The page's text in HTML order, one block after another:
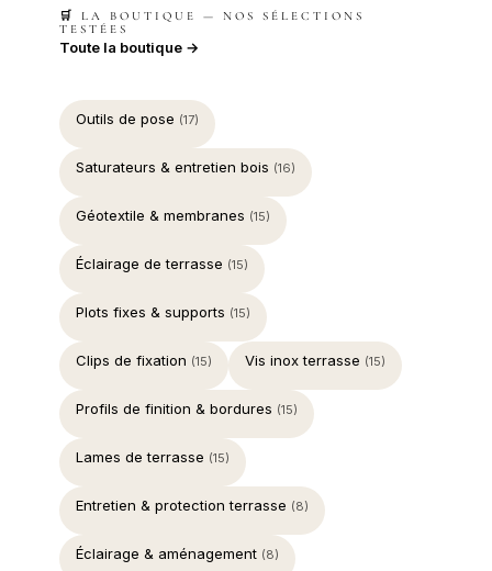
🛒 LA BOUTIQUE — NOS SÉLECTIONS
TESTÉES
Toute la boutique →
Outils de pose (17)
Saturateurs & entretien bois (16)
Géotextile & membranes (15)
Éclairage de terrasse (15)
Plots fixes & supports (15)
Clips de fixation (15) Vis inox terrasse (15)
Profils de finition & bordures (15)
Lames de terrasse (15)
Entretien & protection terrasse (8)
Éclairage & aménagement (8)